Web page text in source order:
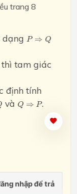
trang 8
dạng P ⇒ Q
P⇒ Q
tam giác
định tính
và Q ⇒ P
Q⇒ P .